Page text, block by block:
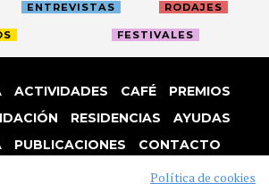
ENTREVISTAS RODAJES
FESTIVALES
ACTIVIDADES CAFÉ
PREMIOS
RESIDENCIAS
AYUDAS
PUBLICACIONES
CONTACTO
COOKIES
Política de cookies